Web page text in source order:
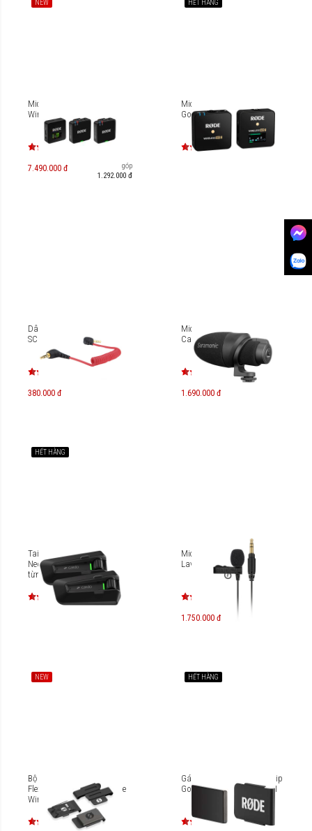
NEW
Micro không dây RODE
Wireless GO (Gen 3)
7.490.000 đ
Trả góp
1.292.000 đ
HẾT HÀNG
Microphone Rode Wireless
Go II Single
Dây cáp nối 3.5mm Rode
SC2
380.000 đ
Microphone Saramonic
CamMic
1.690.000 đ
HẾT HÀNG
Tai nghe Cardo Packtalk
Neo Duo (Có thể mua rời
từng cái)
Microphone cài áo Rode
Lavalier Go
1.750.000 đ
NEW
Bộ gá kẹp 3 chức năng
FlexClip Go dùng cho Rode
Wireless Go II
HẾT HÀNG
Gá kẹp nam châm MagClip
Go cho Rode Wireless Go II